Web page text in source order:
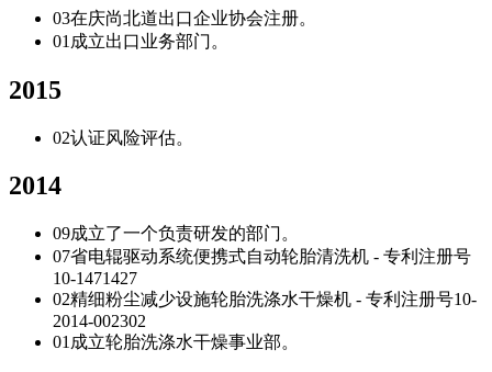
03在庆尚北道出口企业协会注册。
01 成立出口业务部门。
2015
02认证风险评估。
2014
09成立了一个负责研发的部门。
07省电辊驱动系统便携式自动轮胎清洗机 - 专利注册号
10-1471427
02精细粉尘减少设施轮胎洗涤水干燥机 - 专利注册号10-
2014-002302
01 成立轮胎洗涤水干燥事业部。